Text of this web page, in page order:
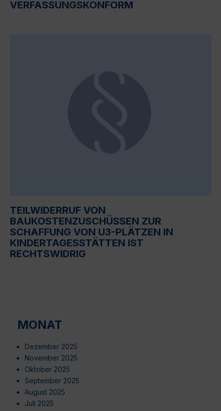
VERFASSUNGSKONFORM
TEILWIDERRUF VON
BAUKOSTENZUSCHÜSSEN ZUR
SCHAFFUNG VON U3-PLÄTZEN IN
KINDERTAGESSTÄTTEN IST
RECHTSWIDRIG
MONAT
Dezember 2025
November 2025
Oktober 2025
September 2025
August 2025
Juli 2025